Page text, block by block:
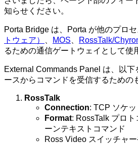
知らせください。
Porta Bridge は、Porta が他のプロセ
トウェア）
MOS RossTalk/
るための通信ゲートウェイとして使
External Commands Panel は、以下
ースからコマンドを受信するための
RossTalk
Connection: TCP ソケッ
Format: RossTalk プロ
ーンテキストコマンド
Ross Video スイッチャ